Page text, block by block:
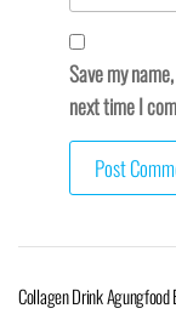
Save my
next time I
Collagen Drink